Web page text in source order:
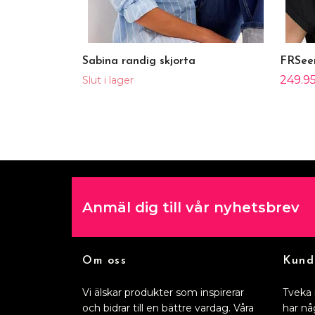
Sabina randig skjorta
Slut i lager
Anmäl dig till vår nyhetsbrev
Om oss
Vi älskar produkter som inspirerar
och bidrar till en bättre vardag. Våra
har